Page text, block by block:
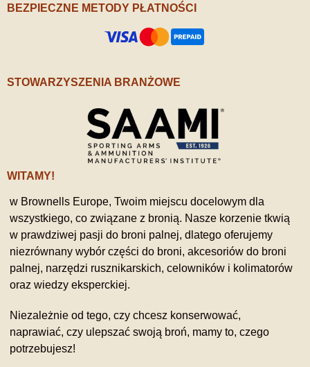
BEZPIECZNE METODY PŁATNOŚCI
STOWARZYSZENIA BRANŻOWE
WITAMY!
w Brownells Europe, Twoim miejscu docelowym dla
wszystkiego, co związane z bronią. Nasze korzenie tkwią
w prawdziwej pasji do broni palnej, dlatego oferujemy
niezrównany wybór części do broni, akcesoriów do broni
palnej, narzędzi rusznikarskich, celowników i kolimatorów
oraz wiedzy eksperckiej.
Niezależnie od tego, czy chcesz konserwować,
naprawiać, czy ulepszać swoją broń, mamy to, czego
potrzebujesz!